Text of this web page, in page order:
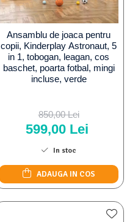
Ansamblu de joaca pentru
copii, Kinderplay Astronaut, 5
in 1, tobogan, leagan, cos
baschet, poarta fotbal, mingi
incluse, verde
850,00 Lei
599,00 Lei
In stoc
ADAUGA IN COS